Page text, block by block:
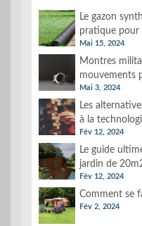
Le gazon
pratique pour
Mai 15, 2024
Montres
mouvements
Mai 3, 2024
Les
à la
Fév 12, 2024
Le guide
jardin de
Fév 12, 2024
Comment se
Fév 2, 2024